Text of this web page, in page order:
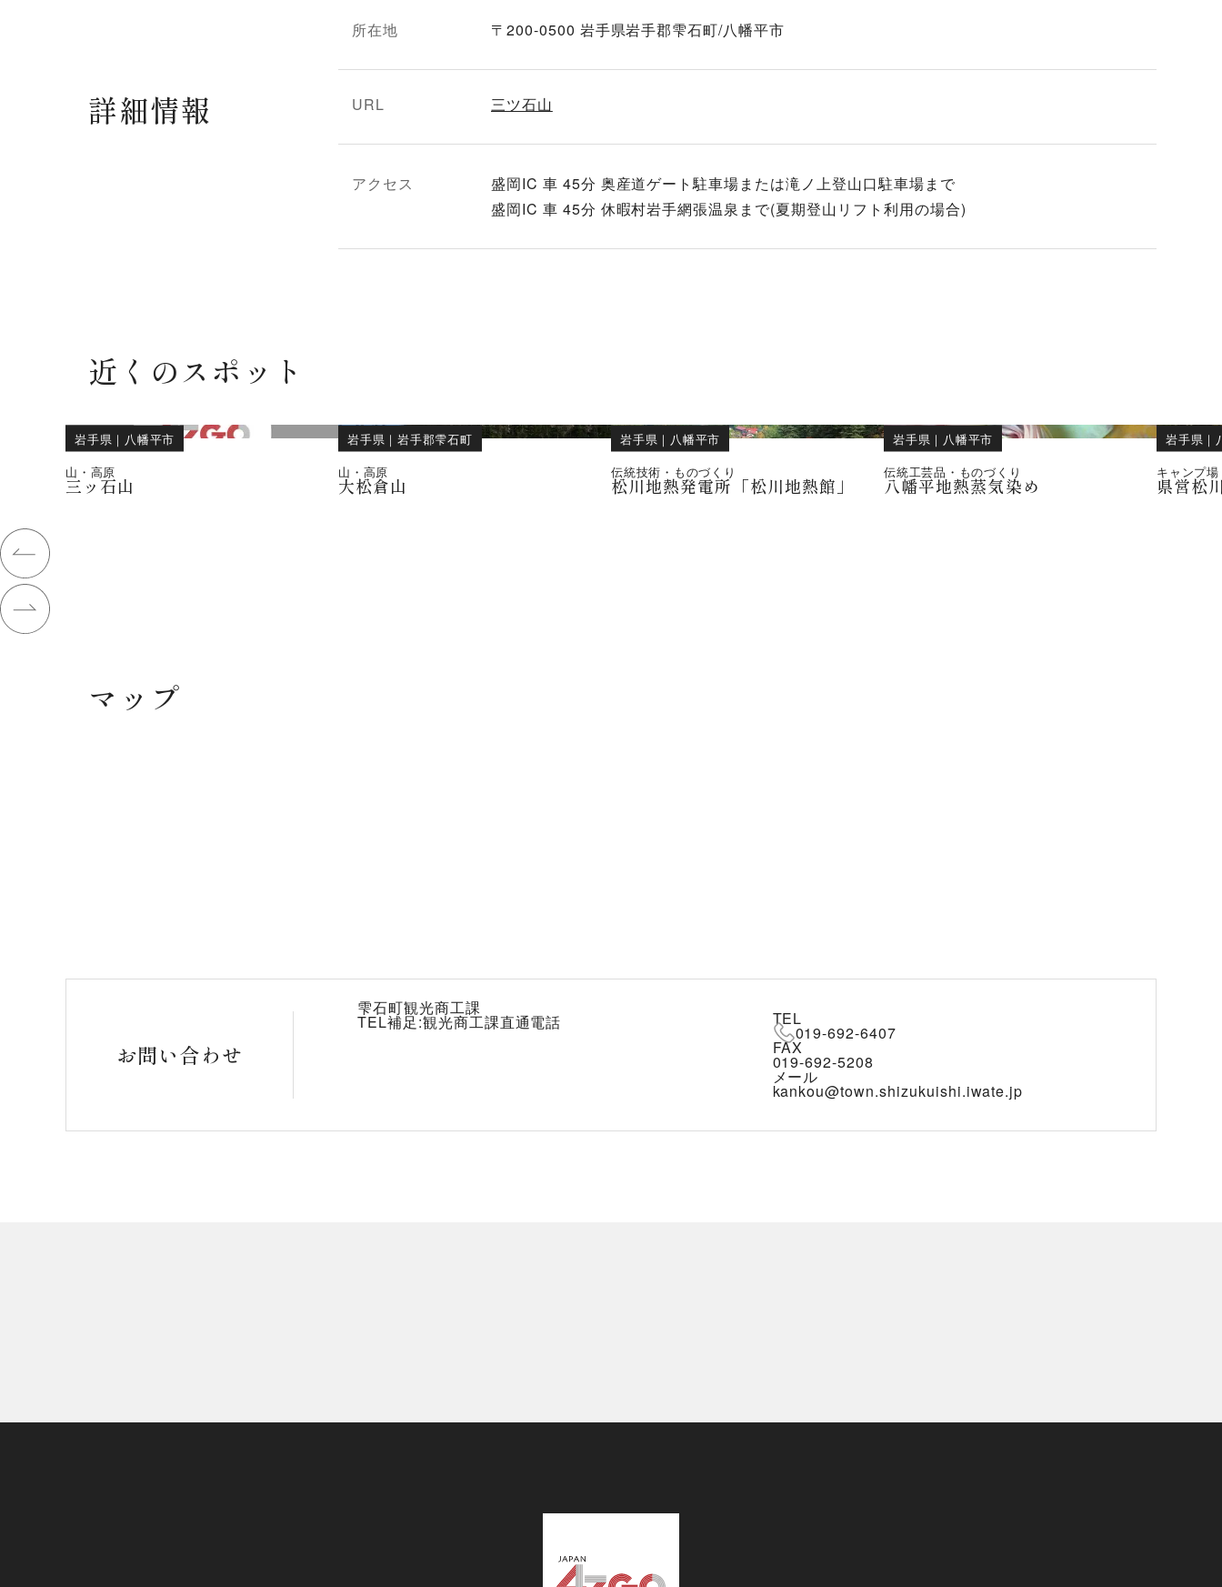
所在地 〒200-0500 岩手県岩手郡雫石町/八幡平市
詳細情報 URL 三ツ石山
アクセス
盛岡IC 車 45分 奥産道ゲート駐車場または滝ノ上登山口駐車場まで
盛岡IC 車 45分 休暇村岩手網張温泉まで(夏期登山リフト利用の場合)
近くのスポット
岩手県 ｜ 八幡平市
山・高原
三ッ石山
岩手県 ｜岩手郡雫石町
山・高原
大松倉山
岩手県 ｜ 八幡平市
伝統技術・ものづくり
松川地熱発電所「松川地熱館」
岩手県 ｜ 八幡平市
伝統工芸品・ものづくり
八幡平地熱蒸気染め
岩手県 ｜
キャンプ
県営松
マップ
お問い合わせ
雫石町観光商工課
TEL補足:観光商工課直通電話 TEL
019-692-6407
FAX
019-692-5208
メール
kankou@town.shizukuishi.iwate.jp